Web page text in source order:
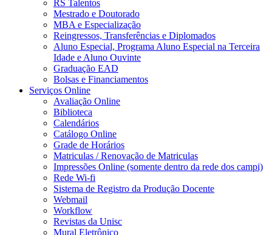
RS Talentos
Mestrado e Doutorado
MBA e Especialização
Reingressos, Transferências e Diplomados
Aluno Especial, Programa Aluno Especial na Terceira
Idade e Aluno Ouvinte
Graduação EAD
Bolsas e Financiamentos
Serviços Online
Avaliação Online
Biblioteca
Calendários
Catálogo Online
Grade de Horários
Matriculas / Renovação de Matriculas
Impressões Online (somente dentro da rede dos campi)
Rede Wi-fi
Sistema de Registro da Produção Docente
Webmail
Workflow
Revistas da Unisc
Mural Eletrônico